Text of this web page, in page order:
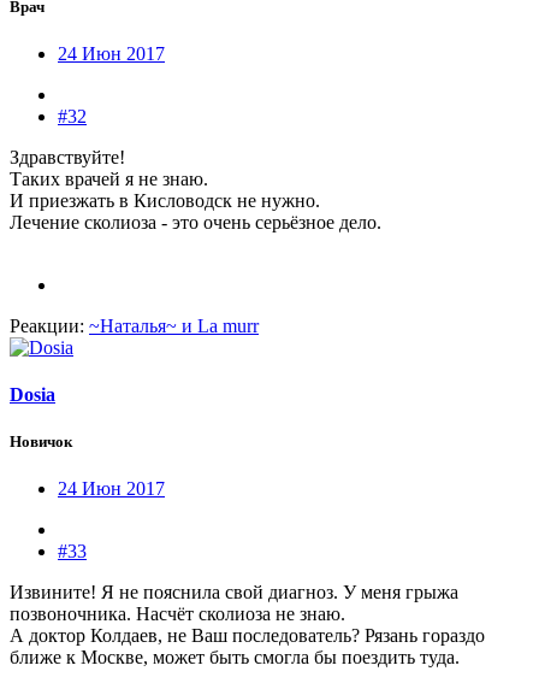
Врач
24 Июн 2017
#32
Здравствуйте!
Таких врачей я не знаю.
И приезжать в Кисловодск не нужно.
Лечение сколиоза - это очень серьёзное дело.
Реакции: ~Наталья~ и La murr
Dosia
Новичок
24 Июн 2017
#33
Извините! Я не пояснила свой диагноз. У меня грыжа
позвоночника. Насчёт сколиоза не знаю.
А доктор Колдаев, не Ваш последователь? Рязань гораздо
ближе к Москве, может быть смогла бы поездить туда.